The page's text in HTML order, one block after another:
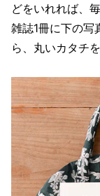
どをいれれば、
雑誌1冊に下の写
ら、丸いカタチ